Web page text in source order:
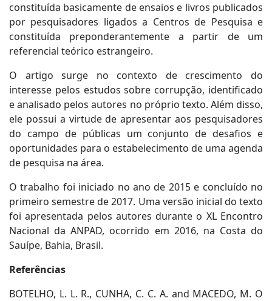
constituída basicamente de ensaios e livros publicados
por pesquisadores ligados a Centros de Pesquisa e
constituída preponderantemente a partir de um
referencial teórico estrangeiro.
O artigo surge no contexto de crescimento do
interesse pelos estudos sobre corrupção, identificado
e analisado pelos autores no próprio texto. Além disso,
ele possui a virtude de apresentar aos pesquisadores
do campo de públicas um conjunto de desafios e
oportunidades para o estabelecimento de uma agenda
de pesquisa na área.
O trabalho foi iniciado no ano de 2015 e concluído no
primeiro semestre de 2017. Uma versão inicial do texto
foi apresentada pelos autores durante o XL Encontro
Nacional da ANPAD, ocorrido em 2016, na Costa do
Sauípe, Bahia, Brasil.
Referências
BOTELHO, L. L. R., CUNHA, C. C. A. and MACEDO, M. O